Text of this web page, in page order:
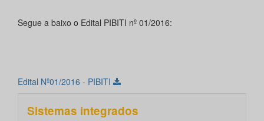
Segue a baixo o Edital PIBITI nº 01/2016:
Edital Nº01/2016 - PIBITI
Sistemas integrados